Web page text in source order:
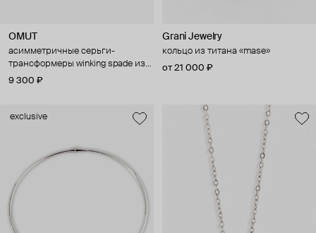
OMUT
асимметричные серьги-
трансформеры winking spade из
стали и бронзы с покрытием
9 300 ₽
Grani Jewelry
кольцо из титана «mase»
от 21 000 ₽
exclusive